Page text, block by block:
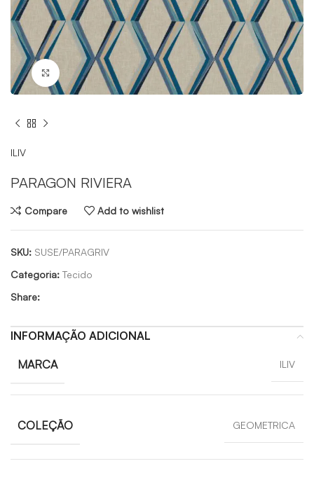
Click to enlarge
ILIV
PARAGON RIVIERA
Compare Add to wishlist
SKU: SUSE/PARAGRIV
Categoria: Tecido
Share:
INFORMAÇÃO ADICIONAL
MARCA ILIV
COLEÇÃO GEOMETRICA